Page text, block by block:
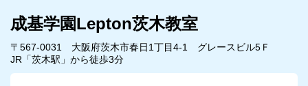
成基学園Lepton茨木教室
〒567-0031 大阪府茨木市春日1丁目4-1 グレースビル5Ｆ
JR「茨木駅」から徒歩3分